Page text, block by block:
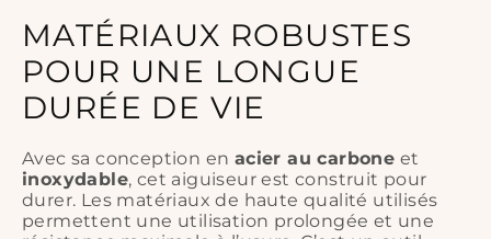
MATÉRIAUX ROBUSTES
POUR UNE LONGUE
DURÉE DE VIE
Avec sa conception en acier au carbone et
inoxydable, cet aiguiseur est construit pour
durer. Les matériaux de haute qualité utilisés
permettent une utilisation prolongée et une